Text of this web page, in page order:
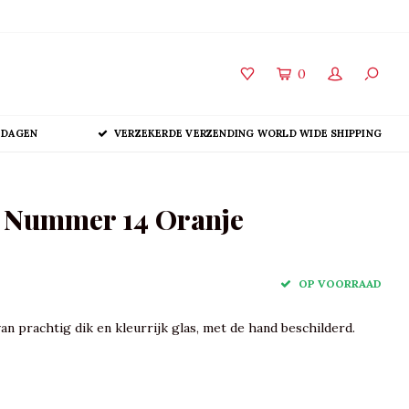
0
VERZEKERDE VERZENDING WORLD WIDE SHIPPING
14 Oranje
OP VOORRAAD
prachtig dik en kleurrijk glas, met de hand beschilderd.